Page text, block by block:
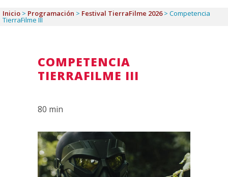
Inicio > Programación > Festival TierraFilme 2026> Competencia
TierraFilme III
COMPETENCIA
TIERRAFILME III
80 min